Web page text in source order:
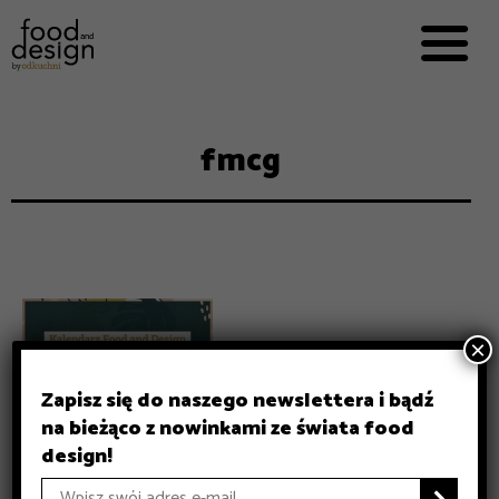


FOOD WORKING
E-BOOKI
REKLAMA
fmcg
Zapisz się do naszego newslettera i bądź
na bieżąco z nowinkami ze świata food
design!
×